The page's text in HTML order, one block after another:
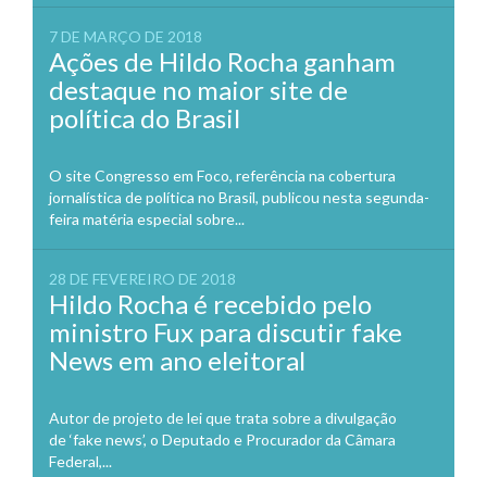
7 DE MARÇO DE 2018
Ações de Hildo Rocha ganham
destaque no maior site de
política do Brasil
O site Congresso em Foco, referência na cobertura
jornalística de política no Brasil, publicou nesta segunda-
feira matéria especial sobre...
28 DE FEVEREIRO DE 2018
Hildo Rocha é recebido pelo
ministro Fux para discutir fake
News em ano eleitoral
Autor de projeto de lei que trata sobre a divulgação
de ‘fake news’, o Deputado e Procurador da Câmara
Federal,...